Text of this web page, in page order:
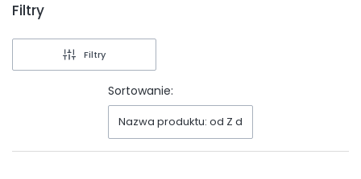
Filtry
Koniec filtrów
Filtry
Sortowanie:
Nazwa produktu: od Z do A